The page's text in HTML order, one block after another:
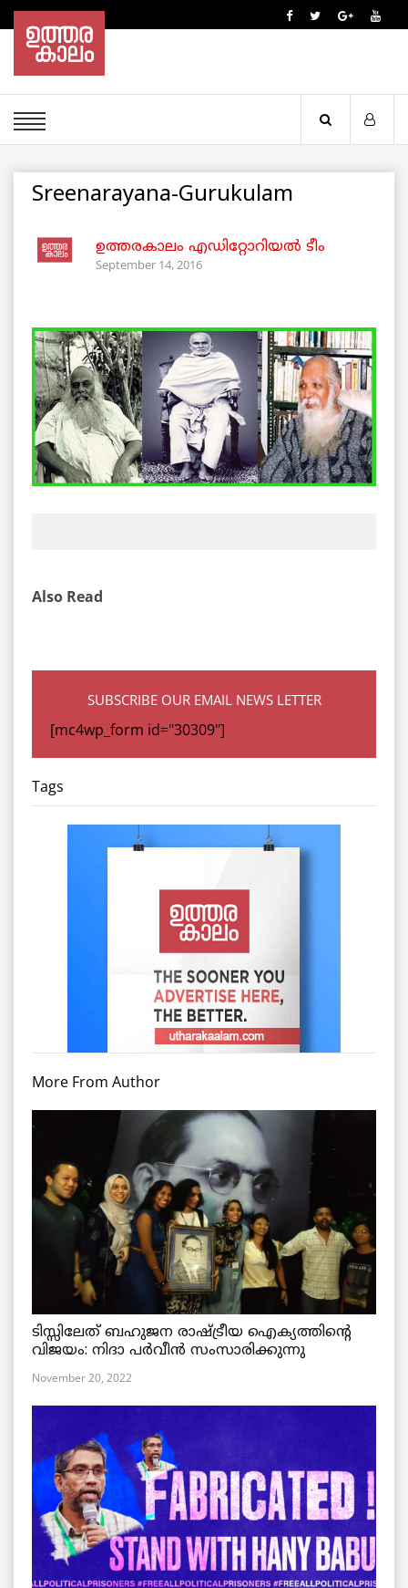
Sreenarayana-Gurukulam
ഉത്തരകാലം എഡിറ്റോറിയല്‍ ടീം
September 14, 2016
Also Read
SUBSCRIBE OUR EMAIL NEWS LETTER
[mc4wp_form id="30309"]
Tags
More From Author
ടിസ്സിലേത് ബഹുജന രാഷ്ട്രീയ ഐക്യത്തിന്റെ
വിജയം: നിദാ പർവീൻ സംസാരിക്കുന്നു
November 20, 2022